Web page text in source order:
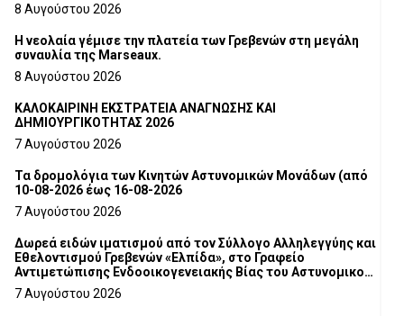
8 Αυγούστου 2026
Η νεολαία γέμισε την πλατεία των Γρεβενών στη μεγάλη
συναυλία της Marseaux.
8 Αυγούστου 2026
ΚΑΛΟΚΑΙΡΙΝΗ ΕΚΣΤΡΑΤΕΙΑ ΑΝΑΓΝΩΣΗΣ ΚΑΙ
ΔΗΜΙΟΥΡΓΙΚΟΤΗΤΑΣ 2026
7 Αυγούστου 2026
Τα δρομολόγια των Κινητών Αστυνομικών Μονάδων (από
10-08-2026 έως 16-08-2026
7 Αυγούστου 2026
Δωρεά ειδών ιματισμού από τον Σύλλογο Αλληλεγγύης και
Εθελοντισμού Γρεβενών «Ελπίδα», στο Γραφείο
Αντιμετώπισης Ενδοοικογενειακής Βίας του Αστυνομικού
Τμήματος Γρεβενών
7 Αυγούστου 2026